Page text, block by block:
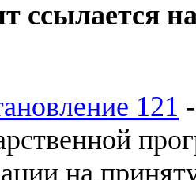
ссылается
121
на